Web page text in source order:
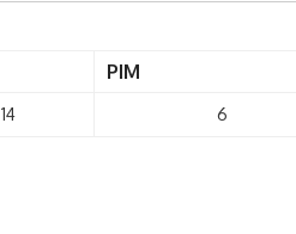
PIM
14 6